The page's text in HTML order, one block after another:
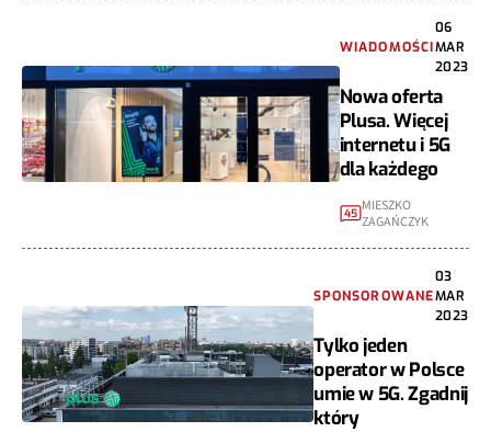
WIADOMOŚCI
06
MAR
2023
Nowa oferta
Plusa. Więcej
internetu i 5G
dla każdego
45 MIESZKO
ZAGAŃCZYK
SPONSOROWANE
03
MAR
2023
Tylko jeden
operator w Polsce
umie w 5G. Zgadnij
który